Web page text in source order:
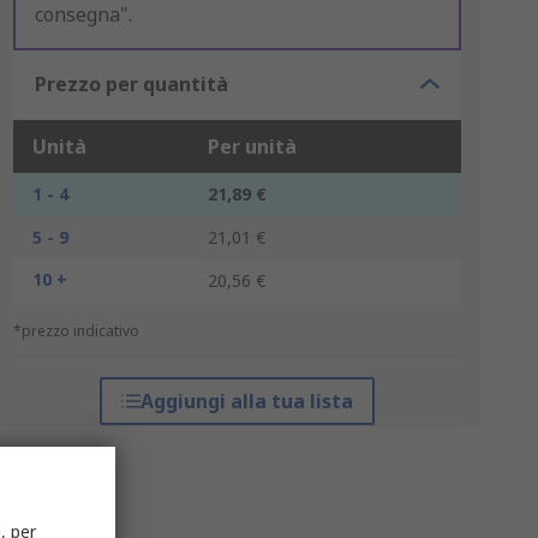
consegna".
Prezzo per quantità
Unità Per unità
1 - 4
21,89 €
5 - 9
21,01 €
10 +
20,56 €
*prezzo indicativo
Aggiungi alla tua lista
per